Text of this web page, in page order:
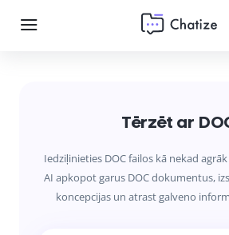
Tērzēt ar
Iedziļinieties DOC failos kā nekad
AI apkopot garus DOC dokumentus,
koncepcijas un atrast galveno